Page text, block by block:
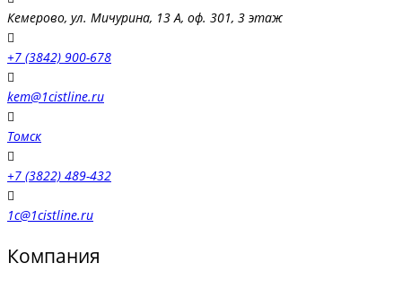
Кемерово, ул. Мичурина, 13 А, оф. 301, 3 этаж
+7 (3842) 900-678
kem@1cistline.ru
Томск
+7 (3822) 489-432
1c@1cistline.ru
Компания